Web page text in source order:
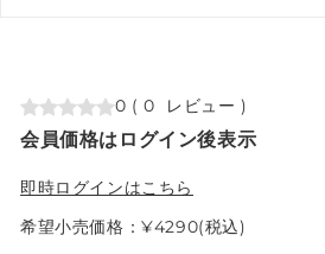
0 ( 0 レビュー )
会員価格はログイン後表示
即時ログインはこちら
希望小売価格：¥4290(税込)